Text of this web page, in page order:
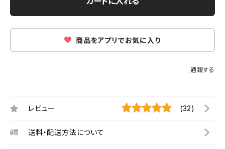
商品をアプリでお気に入り
通報する
レビュー (32)
送料・配送方法について